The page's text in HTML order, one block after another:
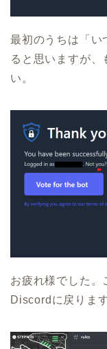
最初のうちは「い
ると思いますが、
い。
お疲れ様でした。
Discordに戻ります